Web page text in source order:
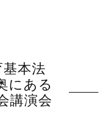
基本法
にある
講演会